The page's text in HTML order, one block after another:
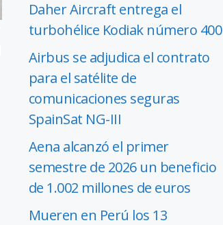
Daher Aircraft entrega el
turbohélice Kodiak número 400
Airbus se adjudica el contrato
para el satélite de
comunicaciones seguras
SpainSat NG-III
Aena alcanzó el primer
semestre de 2026 un beneficio
de 1.002 millones de euros
Mueren en Perú los 13